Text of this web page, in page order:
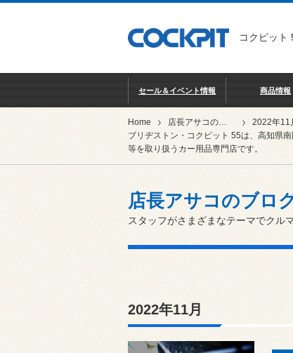
コクピット
セール＆イベント情報 商品情報
Home 店長アサコのブログ
2022年11
ブリヂストン・コクピット 55は、高知県
等を取り扱うカー用品専門店です。
店長アサコのブロ
スタッフがさまざまなテーマでクル
2022年11月